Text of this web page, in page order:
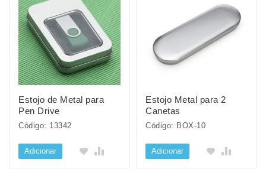
Estojo de Metal para
Pen Drive
Código: 13342
Adicionar
Estojo Metal para 2
Canetas
Código: BOX-10
Adicionar